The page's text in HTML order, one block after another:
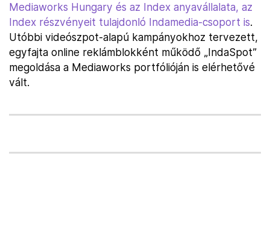
Mediaworks Hungary és az Index anyavállalata, az
Index részvényeit tulajdonló Indamedia-csoport is.
Utóbbi videószpot-alapú kampányokhoz tervezett,
egyfajta online reklámblokként működő „IndaSpot”
megoldása a Mediaworks portfólióján is elérhetővé
vált.